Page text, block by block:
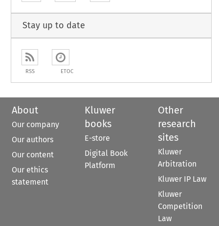
Stay up to date
RSS ETOC
About
Our company
Our authors
Our content
Our ethics
statement
Kluwer
books
E-store
Digital Book
Platform
Other
research
sites
Kluwer
Arbitration
Kluwer IP Law
Kluwer
Competition
Law